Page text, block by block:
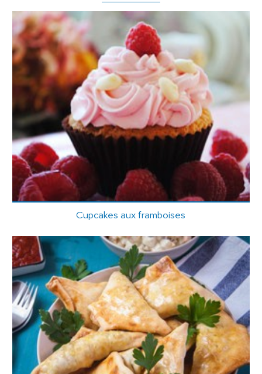
Cupcakes aux framboises